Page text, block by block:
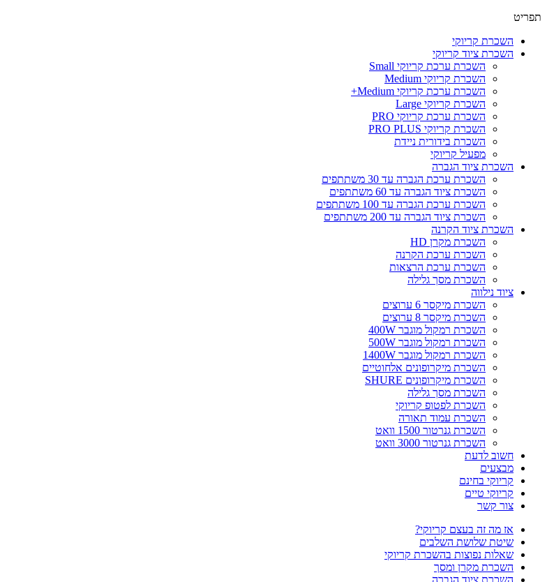
תפריט
השכרת קריוקי
השכרת ציוד קריוקי
השכרת ערכת קריוקי Small
השכרת קריוקי Medium
השכרת ערכת קריוקי Medium+
השכרת קריוקי Large
השכרת ערכת קריוקי PRO
השכרת קריוקי PRO PLUS
השכרת בידורית ניידת
מפעיל קריוקי
השכרת ציוד הגברה
השכרת ערכת הגברה עד 30 משתתפים
השכרת ציוד הגברה עד 60 משתתפים
השכרת ערכת הגברה עד 100 משתתפים
השכרת ציוד הגברה עד 200 משתתפים
השכרת ציוד הקרנה
השכרת מקרן HD
השכרת ערכת הקרנה
השכרת ערכת הרצאות
השכרת מסך גלילה
ציוד נילווה
השכרת מיקסר 6 ערוצים
השכרת מיקסר 8 ערוצים
השכרת רמקול מוגבר 400W
השכרת רמקול מוגבר 500W
השכרת רמקול מוגבר 1400W
השכרת מיקרופונים אלחוטיים
השכרת מיקרופונים SHURE
השכרת מסך גלילה
השכרת לפטופ קריוקי
השכרת עמוד תאורה
השכרת גנרטור 1500 וואט
השכרת גנרטור 3000 וואט
חשוב לדעת
מבצעים
קריוקי בחינם
קריוקי טיים
צור קשר
אז מה זה בעצם קריוקי?
שיטת שלושת השלבים
שאלות נפוצות בהשכרת קריוקי
השכרת מקרן ומסך
השכרת ציוד הגברה